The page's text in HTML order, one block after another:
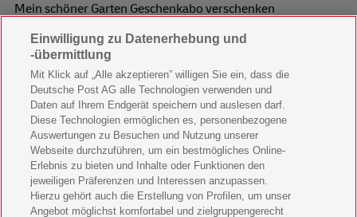
Mein schöner Garten Geschenkabo verschenken
Wohnen & Garten Geschenkabo verschenken
Mein schönes Land Geschenkabo verschenken
Bild der Frau Geschenkabo verschenken
11 Freunde Geschenkabo verschenken
LEGO Ninjago Magazin Geschenkabo verschenken
Brigitte Geschenkabo verschenken
Einwilligung zu Datenerhebung und
-übermittlung
Mit Klick auf „Alle akzeptieren” willigen Sie ein, dass die
Deutsche Post AG alle Technologien verwenden und
Daten auf Ihrem Endgerät speichern und auslesen darf.
Diese Technologien ermöglichen es, personenbezogene
Auswertungen zu Besuchen und Nutzung unserer
Webseite durchzuführen, um ein bestmögliches Online-
Erlebnis zu bieten und Inhalte oder Funktionen den
jeweiligen Präferenzen und Interessen anzupassen.
Hierzu gehört auch die Erstellung von Profilen, um unser
Angebot möglichst komfortabel und zielgruppengerecht